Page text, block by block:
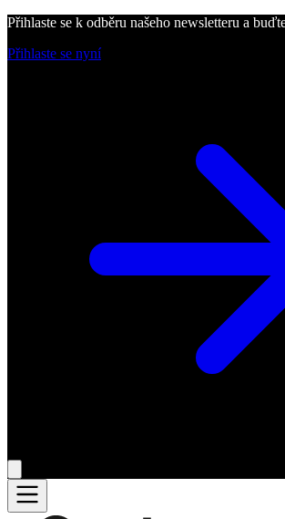
Přihlaste se k odběru našeho newsletteru a
Přihlaste se nyní